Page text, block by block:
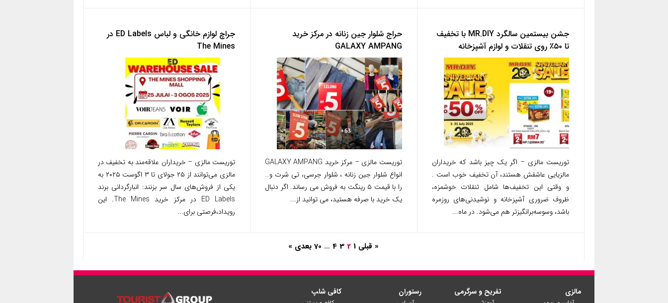
جراچ لوازم خانگی و لباس ED Labels در
The Mines
توریست مالزی – خریداران علاقه‌مند به تخفیف در
مالزی می‌توانند از ۲۵ جولای تا ۳ اگوست ۲۰۲۵ به
یکی از فروش‌های سال سر بزنند: انبارگردانی برند
ED Labels در مرکز خرید The Mines. این
رویداد،فرصتی برای...
حراج شلوار جین زنانه در مرکز خرید
GALAXY AMPANG
توریست مالزی – مرکز خرید GALAXY AMPANG
انواع شلوار جین زنانه ، شلوار جرسی، تی شرت و…
را با قیمت ۵ رینگت به فروش می رساند. اگر دنبال
یک خرید با صرفه هستید، می توانید از...
جشن بیستمین سالگرد MR.DIY با تخفیف
تا ۵۰٪ روی تنقلات و لوازم آشپزخانه
توریست مالزی – اگر یک چیز باشد که خریداران
مالزیایی عاشقش هستند، آن تخفیف خوب است .
و وقتی این تخفیف‌ها شامل تنقلات خوشمزه،
ظروف ضروری آشپزخانه و نوشیدنی‌های روزمره
باشد، وسوسه‌برانگیزتر هم می‌شود. در ماه...
« قبلی 1
2
3
4
…
70 بعدی »
مالزی تفریح و سرگرمی رستوران کافی شا‍پ